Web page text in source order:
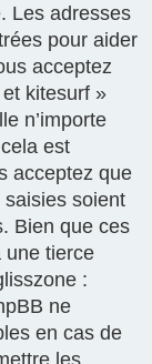
Les adresses
pour aider
acceptez
kitesurf »
n’importe
est
acceptez que
soient
Bien que ces
une tierce
:
ne
en cas de